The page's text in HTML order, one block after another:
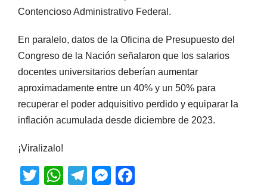
Contencioso Administrativo Federal.
En paralelo, datos de la Oficina de Presupuesto del
Congreso de la Nación señalaron que los salarios
docentes universitarios deberían aumentar
aproximadamente entre un 40% y un 50% para
recuperar el poder adquisitivo perdido y equiparar la
inflación acumulada desde diciembre de 2023.
¡Viralizalo!
T
W
T
M